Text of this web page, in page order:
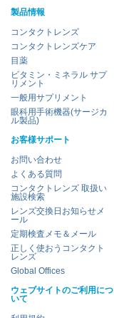
製品情報
コンタクトレンズ
コンタクトレンズケア
目薬
ビタミン・ミネラル サプ
リメント
一般用サプリメント
眼科用手術機器(サージカ
ル製品)
お客様サポート
お問い合わせ
よくある質問
コンタクトレンズ 取扱い
施設検索
レンズ交換日お知らせメ
ール
定期検査メモ＆メール
正しく使おうコンタクト
レンズ
Global Offices
ウェブサイトのご利用につ
いて